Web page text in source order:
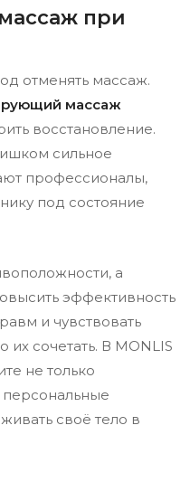
при
отменять массаж.
массаж
восстановление.
сильное
профессионалы,
под состояние
а
эффективность
и чувствовать
сочетать. В MONLIS
не только
своё тело в